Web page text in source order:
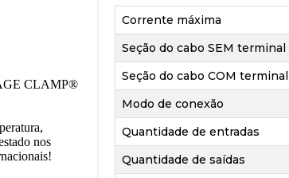
CLAMP®
nos
Corrente máxima
Seção do cabo SEM terminal
Seção do cabo COM terminal
Modo de conexão
Quantidade de entradas
Quantidade de saídas